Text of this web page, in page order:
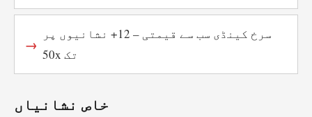
سرخ کینڈی سب سے قیمتی – 12+ نشانیوں پر
50x تک
خاص نشانیاں